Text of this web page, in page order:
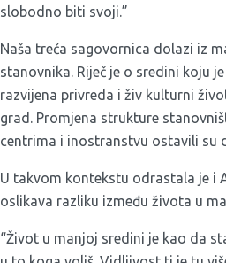
slobodno biti svoji.”
Naša treća sagovornica dolazi iz
stanovnika. Riječ je o sredini koju
razvijena privreda i živ kulturni
grad. Promjena strukture
centrima i inostranstvu ostavili su
U takvom kontekstu odrastala je i
oslikava razliku između života u
“Život u manjoj sredini je kao da